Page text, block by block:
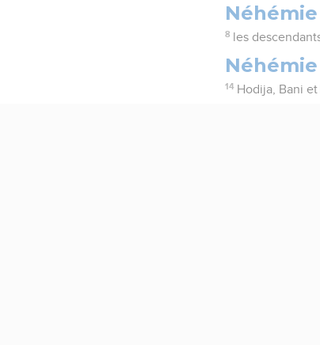
8 les
Néhémie
14 Hodija, Bani